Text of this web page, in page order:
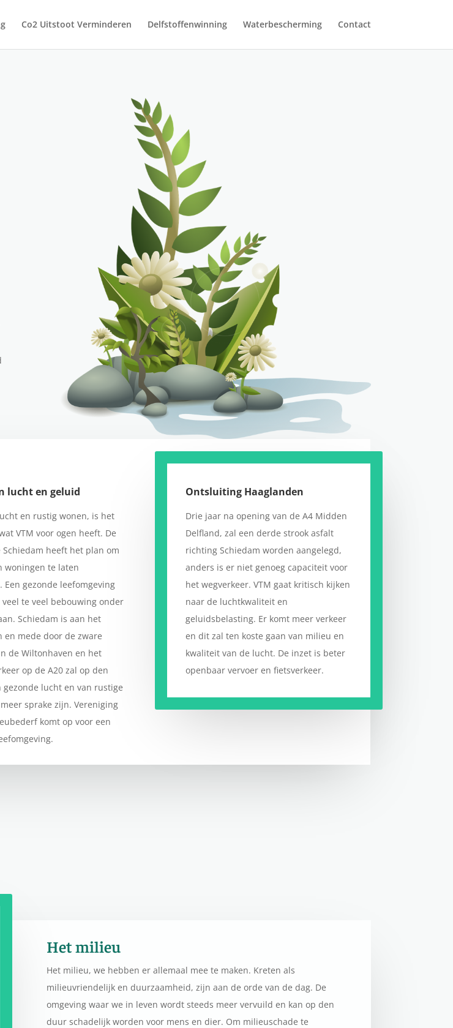
Co2 Uitstoot Verminderen Delfstoffenwinning Waterbescherming Contact
lucht en geluid
en rustig wonen, is het
VTM voor ogen heeft. De
Schiedam heeft het plan om
woningen te laten
Een gezonde leefomgeving
veel te veel bebouwing onder
Schiedam is aan het
en mede door de zware
de Wiltonhaven en het
op de A20 zal op den
gezonde lucht en van rustige
sprake zijn. Vereniging
komt op voor een
Ontsluiting Haaglanden
Drie jaar na opening van de A4 Midden
Delfland, zal een derde strook asfalt
richting Schiedam worden aangelegd,
anders is er niet genoeg capaciteit voor
het wegverkeer. VTM gaat kritisch kijken
naar de luchtkwaliteit en
geluidsbelasting. Er komt meer verkeer
en dit zal ten koste gaan van milieu en
kwaliteit van de lucht. De inzet is beter
openbaar vervoer en fietsverkeer.
Het milieu
Het milieu, we hebben er allemaal mee te maken. Kreten als
milieuvriendelijk en duurzaamheid, zijn aan de orde van de dag. De
omgeving waar we in leven wordt steeds meer vervuild en kan op den
duur schadelijk worden voor mens en dier. Om milieuschade te